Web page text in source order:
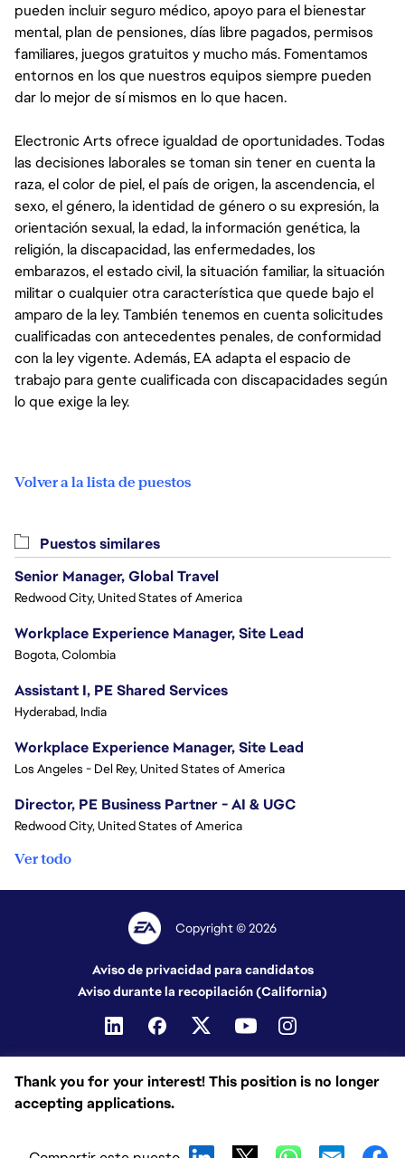
pueden incluir seguro médico, apoyo para el bienestar
mental, plan de pensiones, días libre pagados, permisos
familiares, juegos gratuitos y mucho más. Fomentamos
entornos en los que nuestros equipos siempre pueden
dar lo mejor de sí mismos en lo que hacen.
Electronic Arts ofrece igualdad de oportunidades. Todas
las decisiones laborales se toman sin tener en cuenta la
raza, el color de piel, el país de origen, la ascendencia, el
sexo, el género, la identidad de género o su expresión, la
orientación sexual, la edad, la información genética, la
religión, la discapacidad, las enfermedades, los
embarazos, el estado civil, la situación familiar, la situación
militar o cualquier otra característica que quede bajo el
amparo de la ley. También tenemos en cuenta solicitudes
cualificadas con antecedentes penales, de conformidad
con la ley vigente. Además, EA adapta el espacio de
trabajo para gente cualificada con discapacidades según
lo que exige la ley.
Volver a la lista de puestos
Thank you for your interest! This position is no longer
accepting applications.
Puestos similares
Senior Manager, Global Travel
Redwood City, United States of America
Workplace Experience Manager, Site Lead
Bogota, Colombia
Assistant I, PE Shared Services
Hyderabad, India
Workplace Experience Manager, Site Lead
Los Angeles - Del Rey, United States of America
Director, PE Business Partner - AI & UGC
Redwood City, United States of America
Ver todo
Copyright © 2026
Aviso de privacidad para candidatos
Aviso durante la recopilación (California)